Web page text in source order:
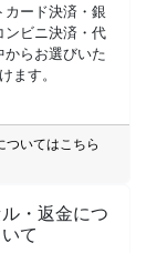
カード決済・銀
ンビニ決済・代
からお選びいた
ます。
ついてはこちら
・返金につ
いて